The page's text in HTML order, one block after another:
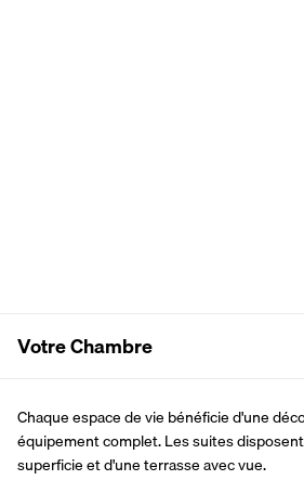
Votre Chambre
Chaque espace de vie bénéficie d'une
équipement complet. Les suites
superficie et d'une terrasse avec vue.